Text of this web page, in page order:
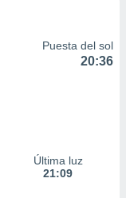
Puesta del sol
20:36
Última luz
21:09